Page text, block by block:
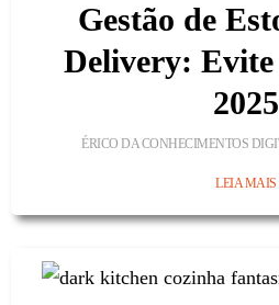
Gestão de
Delivery: Evite
2025
ÉRICO DA CONHECIMENTOS
LEIA MAIS